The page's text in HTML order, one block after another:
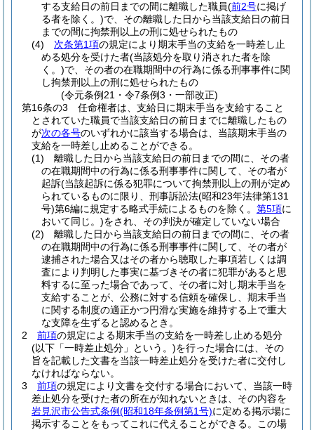
する支給日の前日までの間に離職した職員(前2号に掲げ
る者を除く。)で、その離職した日から当該支給日の前日
までの間に拘禁刑以上の刑に処せられたもの
(4)
次条第1項の規定により期末手当の支給を一時差し止
める処分を受けた者(当該処分を取り消された者を除
く。)で、その者の在職期間中の行為に係る刑事事件に関
し拘禁刑以上の刑に処せられたもの
(令元条例21・令7条例3・一部改正)
第16条の3
任命権者は、支給日に期末手当を支給すること
とされていた職員で当該支給日の前日までに離職したもの
が次の各号のいずれかに該当する場合は、当該期末手当の
支給を一時差し止めることができる。
(1)
離職した日から当該支給日の前日までの間に、その者
の在職期間中の行為に係る刑事事件に関して、その者が
起訴(当該起訴に係る犯罪について拘禁刑以上の刑が定め
られているものに限り、刑事訴訟法(昭和23年法律第131
号)第6編に規定する略式手続によるものを除く。 第5項に
おいて同じ。)をされ、その判決が確定していない場合
(2)
離職した日から当該支給日の前日までの間に、その者
の在職期間中の行為に係る刑事事件に関して、その者が
逮捕された場合又はその者から聴取した事項若しくは調
査により判明した事実に基づきその者に犯罪があると思
料するに至った場合であって、その者に対し期末手当を
支給することが、公務に対する信頼を確保し、期末手当
に関する制度の適正かつ円滑な実施を維持する上で重大
な支障を生ずると認めるとき。
2
前項の規定による期末手当の支給を一時差し止める処分
(以下「一時差止処分」という。)を行った場合には、その
旨を記載した文書を当該一時差止処分を受けた者に交付し
なければならない。
3
前項の規定により文書を交付する場合において、当該一時
差止処分を受けた者の所在が知れないときは、その内容を
岩見沢市公告式条例(昭和18年条例第1号)に定める掲示場に
掲示することをもってこれに代えることができる。
この場